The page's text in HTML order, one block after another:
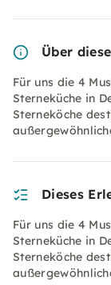
Über
Für uns die 4
Sterneküche in
Sterneköche
Dieses
Für uns die 4
Sterneküche in
Sterneköche